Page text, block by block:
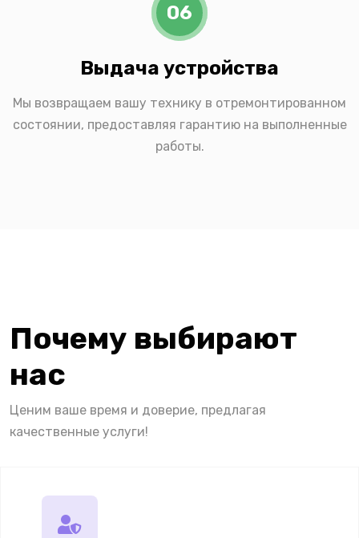
06
Выдача устройства
Мы возвращаем вашу технику в отремонтированном
состоянии, предоставляя гарантию на выполненные
работы.
Почему выбирают
нас
Ценим ваше время и доверие, предлагая
качественные услуги!